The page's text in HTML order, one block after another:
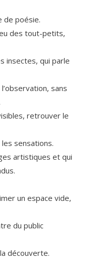
de poésie.
des tout-petits,
insectes, qui parle
sans
retrouver le
sensations.
artistiques et qui
un espace vide,
du public
découverte.